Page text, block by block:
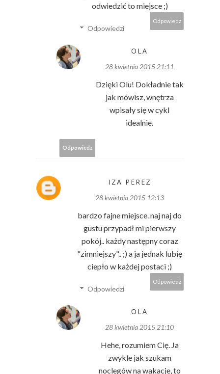
odwiedzić to miejsce ;)
Odpowiedz
Odpowiedzi
OLA
28 kwietnia 2015 21:11
Dzięki Olu! Dokładnie tak
jak mówisz, wnętrza
wpisały się w cykl
idealnie.
Odpowiedz
IZA PEREZ
28 kwietnia 2015 12:13
bardzo fajne miejsce. naj naj do
gustu przypadł mi pierwszy
pokój.. każdy następny coraz
"zimniejszy".. ;) a ja jednak lubię
ciepło w każdej postaci ;)
Odpowiedz
Odpowiedzi
OLA
28 kwietnia 2015 21:10
Hehe, rozumiem Cię. Ja
zwykle jak szukam
noclegów na wakacje, to